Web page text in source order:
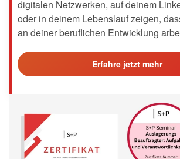
digitalen Netzwerken, auf deinem
oder in deinem Lebenslauf zeigen,
an deiner beruflichen Entwicklung
Erfahre jetzt mehr